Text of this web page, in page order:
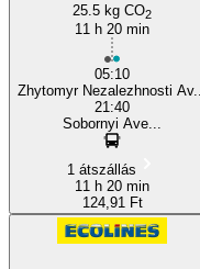
25.5 kg CO2
11 h 20 min
05:10
Zhytomyr Nezalezhnosti Av...
21:40
Sobornyi Ave...
1 átszállás
11 h 20 min
124,91 Ft